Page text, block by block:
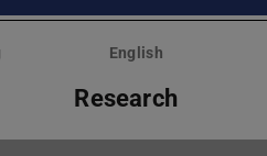
English
Research